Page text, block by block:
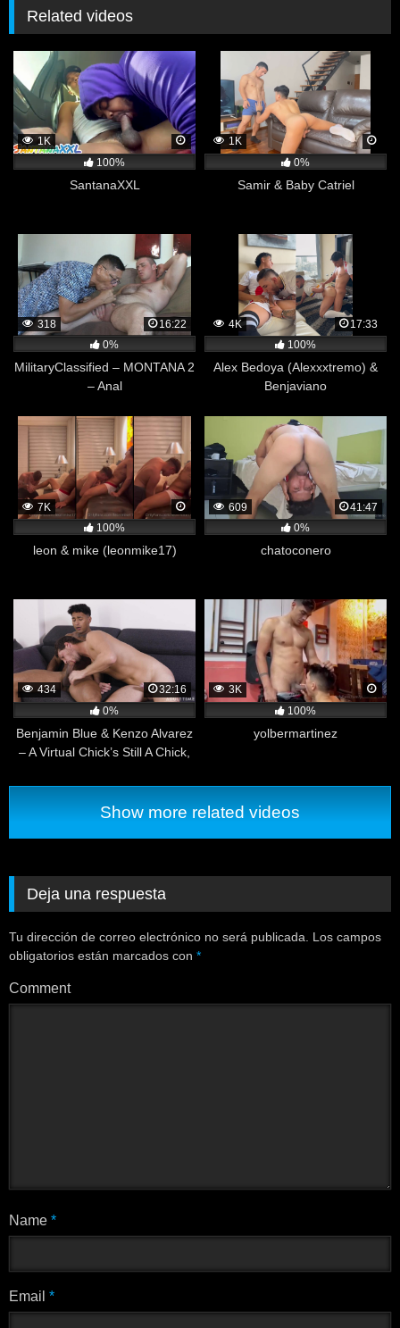
Related videos
1K
100%
SantanaXXL
1K
0%
Samir & Baby Catriel
318
16:22
0%
MilitaryClassified – MONTANA 2
– Anal
4K
17:33
100%
Alex Bedoya (Alexxxtremo) &
Benjaviano
7K
100%
leon & mike (leonmike17)
609
41:47
0%
chatoconero
434
32:16
0%
Benjamin Blue & Kenzo Alvarez
– A Virtual Chick’s Still A Chick,
3K
100%
yolbermartinez
Show more related videos
Deja una respuesta
Tu dirección de correo electrónico no será publicada.
Los campos
obligatorios están marcados con *
Comment
Name *
Email *